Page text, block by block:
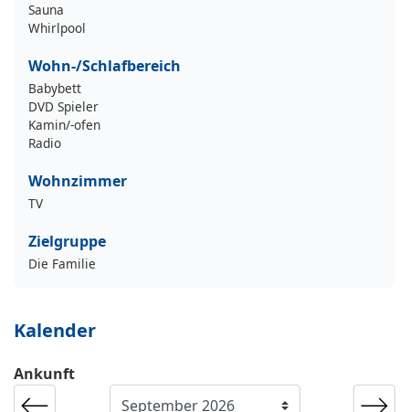
Sauna
Whirlpool
Wohn-/Schlafbereich
Babybett
DVD Spieler
Kamin/-ofen
Radio
Wohnzimmer
TV
Zielgruppe
Die Familie
Kalender
Ankunft